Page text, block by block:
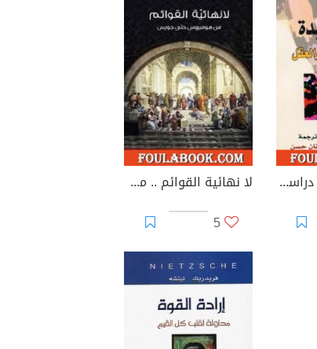
آفاق جديدة في دراسة اللغة والعقل
لا نهائية القوائم .. من هوميروس حتى جويس
5